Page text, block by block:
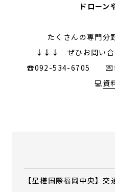
ドローン
たくさんの専門分
↓↓↓
ぜひお問い
☎092-534-6705
💻 資
【星槎国際福岡中央】交